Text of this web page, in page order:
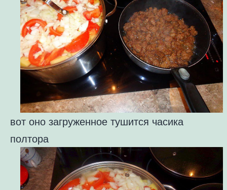
вот оно загруженное тушится часика
полтора